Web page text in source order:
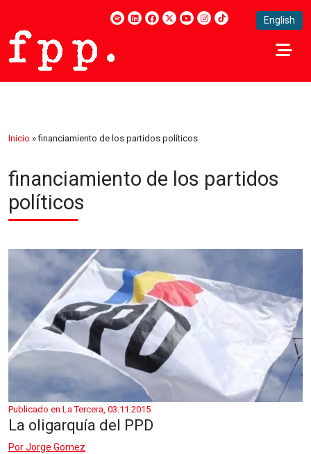
English
Inicio »financiamiento de los partidos políticos
financiamiento de los partidos
políticos
Publicado en La Tercera, 03.11.2015
La oligarquía del PPD
PorJorge Gomez